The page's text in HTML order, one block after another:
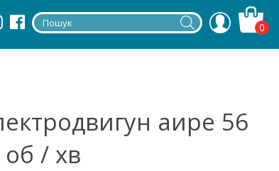
0
аире 56
/ хв